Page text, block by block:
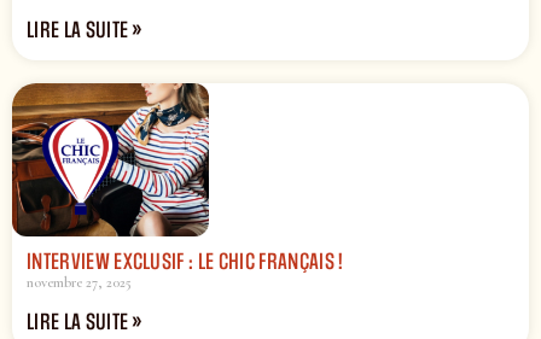
LIRE LA SUITE »
INTERVIEW EXCLUSIF : LE CHIC FRANÇAIS !
novembre 27, 2025
LIRE LA SUITE »